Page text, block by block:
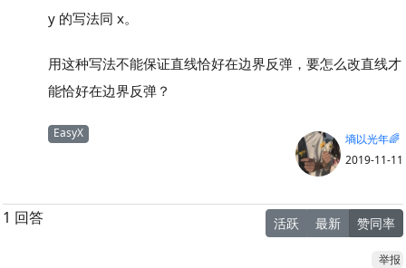
y 的写法同 x。
用这种写法不能保证直线恰好在边界反弹，要怎么改直线才
能恰好在边界反弹？
EasyX
墒以光年🌈
2019-11-11
1 回答 活跃 最新 赞同率
举报